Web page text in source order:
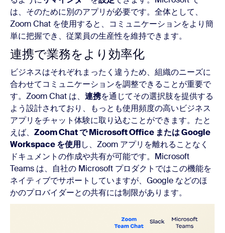
は、そのために別のアプリが必要です。全体として、
Zoom Chat を使用すると、コミュニケーションをより簡
単に把握でき、従業員の生産性を維持できます。
連携で業務をより効率化
ビジネスはそれぞれまったく違うため、組織のニーズに
合わせてコミュニケーションを調整できることが重要で
す。Zoom Chat は、 連携を通じてその選択肢を提供する
よう設計されており、もっとも使用頻度の高いビジネス
アプリをチャット体験に取り込むことができます。たと
えば、 Zoom Chat で Microsoft Office または Google
Workspace を使用し、Zoom アプリを離れることなく
ドキュメントの作成や共有が可能です。Microsoft
Teams は、自社の Microsoft プロダクトではこの機能を
ネイティブでサポートしていますが、Google などのほ
かのプロバイダーとの共有には制限があります。